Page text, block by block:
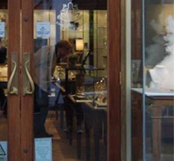
туман безопасности
система не имеет
по типу и формату
помещений. Ее можно
банке, офисе, магазине,
коттедже и т.д. а также
с ее помощью точечную
– например, банкомата
магазина.